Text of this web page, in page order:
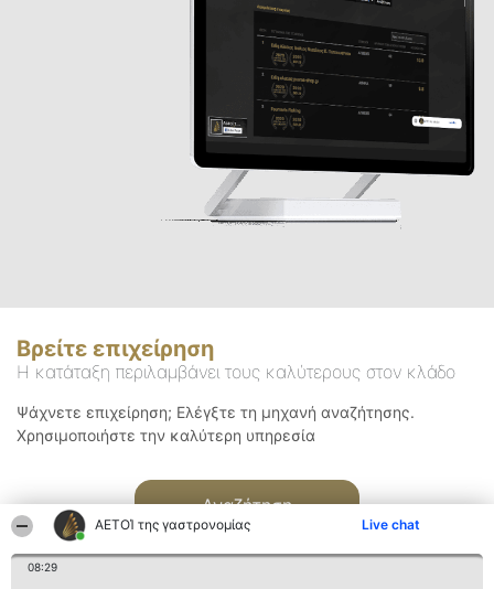
ΑΕΤΟΊ της γαστρονομίας Live chat
08:29
Βρείτε επιχείρηση
Η κατάταξη περιλαμβάνει τους καλύτερους στον κλάδο
Ψάχνετε επιχείρηση; Ελέγξτε τη μηχανή αναζήτησης.
Χρησιμοποιήστε την καλύτερη υπηρεσία
Αναζήτηση